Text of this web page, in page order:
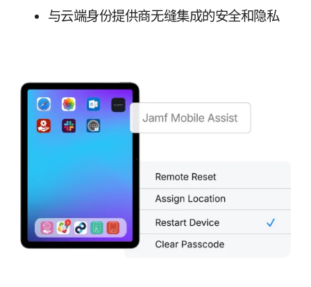
与​云端​身份​提供​商​无缝​集成​的​安全​和​隐私